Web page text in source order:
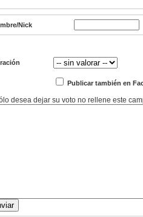
Nick
Publicar también en
desea dejar su voto no rellene este